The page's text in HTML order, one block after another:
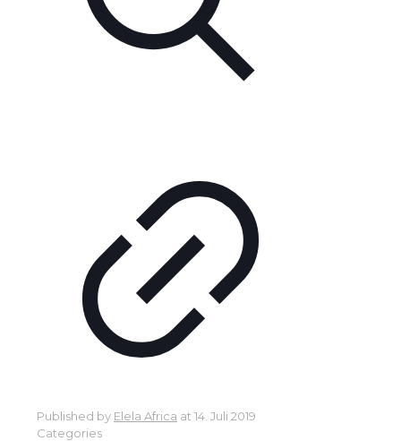
Published by Elela Africa at 14. Juli 2019
Categories